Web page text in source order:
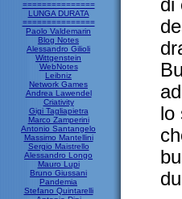
===============
LUNGA DURATA
===============
Paolo Valdemarin
Blog Notes
Alessandro Gilioli
Wittgenstein
WebNotes
Leibniz
Network Games
Andrea Lawendel
Criativity
Gigi Tagliapietra
Marco Zamperini
Antonio Santangelo
Massimo Mantellini
Sergio Maistrello
Alessandro Longo
Mauro Lupi
Bruno Giussani
Pandemia
Stefano Quintarelli
di
lo